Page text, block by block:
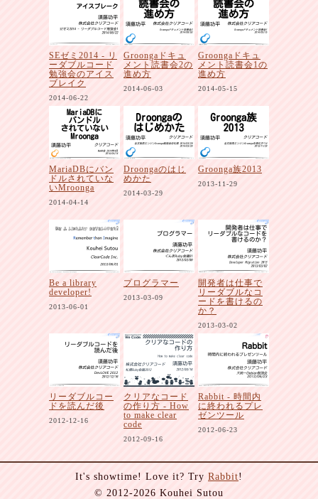
SEゼミ2014 - リ
ーダブルコード
勉強会のアイス
ブレイク
2014-06-22
Groongaドキュ
メント読書会2の
進め方
2014-06-03
Groongaドキュ
メント読書会1の
進め方
2014-05-15
MariaDBにバン
ドルされていな
いMroonga
2014-04-14
Droongaのはじ
めかた
2014-03-29
Groonga族2013
2013-11-29
Be a library
developer!
2013-06-01
プログラマー
2013-03-09
開発者は仕事で
リーダブルなコ
ードを書けるの
か？
2013-03-02
リーダブルコー
ドを読んだ後
2012-12-16
クリアなコード
の作り方 - How
to make clear
code
2012-09-16
Rabbit - 時間内
に終われるプレ
ゼンツール
2012-06-23
It's showtime! Love it? Try Rabbit!
© 2012-2026 Kouhei Sutou